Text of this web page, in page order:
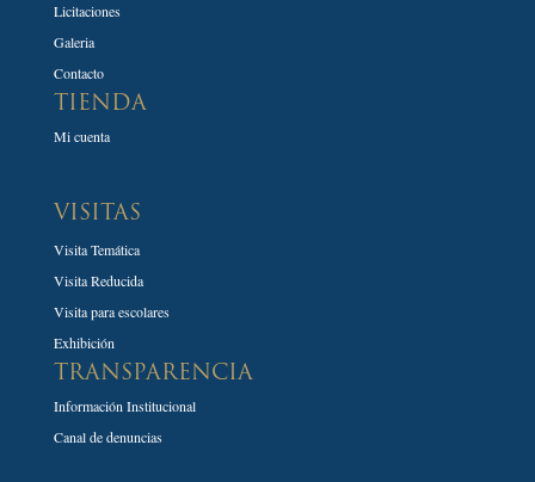
Licitaciones
Galeria
Contacto
TIENDA
Mi cuenta
VISITAS
Visita Temática
Visita Reducida
Visita para escolares
Exhibición
TRANSPARENCIA
Información Institucional
Canal de denuncias